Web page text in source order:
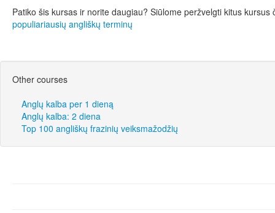
Patiko šis kursas ir norite daugiau? Siūlome peržvelgti kitus kursus
populiariausių angliškų terminų
Other courses
Anglų kalba per 1 dieną
Anglų kalba: 2 diena
Top 100 angliškų frazinių veiksmažodžių